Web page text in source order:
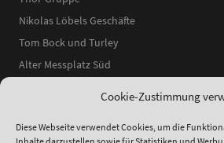
Cookie-Zustimmung
Diese Webseite verwendet Cookies, um die
Nikolas Löbels Geschäfte
Tom Bock und Turley
Alter Messplatz Süd